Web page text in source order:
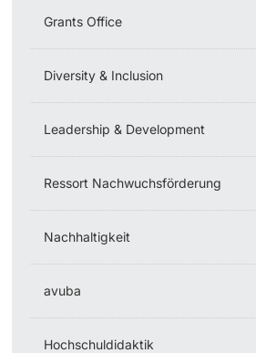
Grants Office
Diversity & Inclusion
Leadership & Development
Ressort Nachwuchsförderung
Nachhaltigkeit
avuba
Hochschuldidaktik